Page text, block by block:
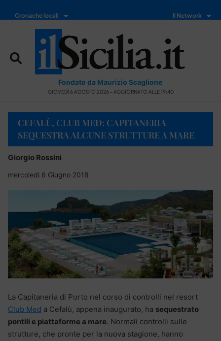
Cronache locali Il Network
Fondato da Maurizio Scaglione
GIOVEDÌ 6 AGOSTO 2026 - AGGIORNATO ALLE 19:40
CEFALÙ, CLUB MED: CAPITANERIA
SEQUESTRA ALCUNE STRUTTURE A MARE
Giorgio Rossini
mercoledì 6 Giugno 2018
La Capitaneria di Porto nel corso di controlli nel resort
Club Med a Cefalù, appena inaugurato, ha sequestrato
pontili e piattaforme a mare. Normali controlli sulle
strutture, che pronte per la nuova stagione, hanno